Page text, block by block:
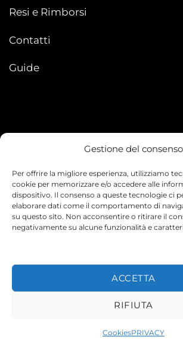
Gestione del consenso
Per offrire la migliore esperienza, utilizziamo
cookie per memorizzare e/o accedere alle
dispositivo. Il consenso a queste tecnologie ci
elaborare dati come il comportamento di
su questo sito. Non acconsentire o ritirare il
negativamente su alcune funzionalità e
ACCETTA
RIFIUTA
CookiesPRIVACY
Resi e Rimborsi
Contatti
Guide
I Miei Ordini
Le mie informazioni
© 2026 TEENYVERSE